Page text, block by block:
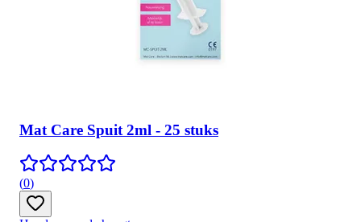
Mat Care Spuit 2ml - 25 stuks
(0)